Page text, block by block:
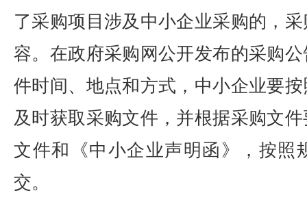
了采购项目涉及中小企业采购的，
容。在政府采购网公开发布的采购
件时间、地点和方式，中小企业要
及时获取采购文件，并根据采购文
文件和《中小企业声明函》，按照
交。